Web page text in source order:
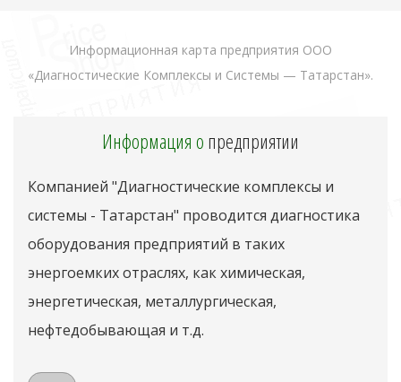
Информационная карта предприятия ООО
«Диагностические Комплексы и Системы — Татарстан».
Информация опредприятии
Компанией "Диагностические комплексы и
системы - Татарстан" проводится диагностика
оборудования предприятий в таких
энергоемких отраслях, как химическая,
энергетическая, металлургическая,
нефтедобывающая и т.д.